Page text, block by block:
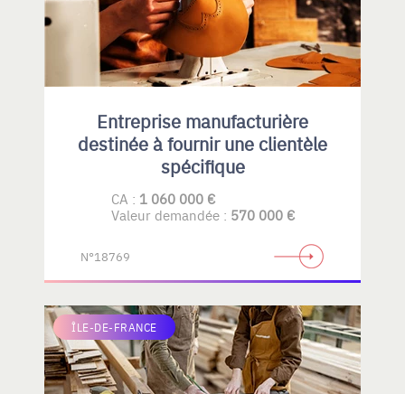
Entreprise manufacturière
destinée à fournir une clientèle
spécifique
CA : 1 060 000 €
Valeur demandée : 570 000 €
N°18769
ÎLE-DE-FRANCE